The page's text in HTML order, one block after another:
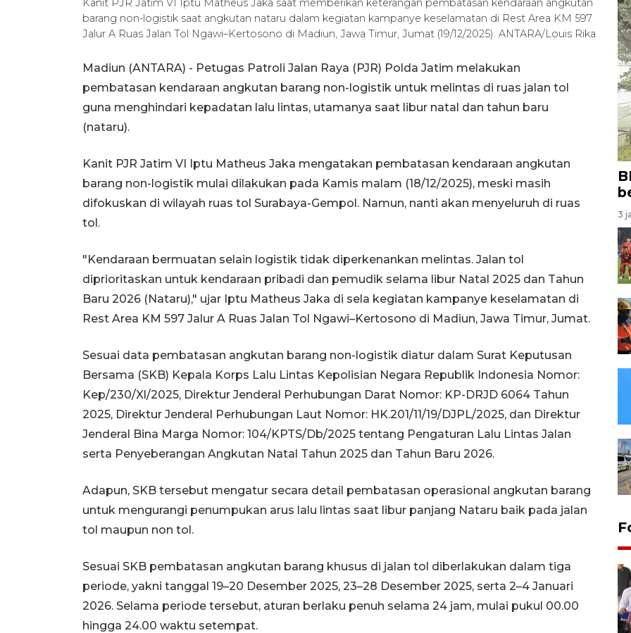
Kanit PJR Jatim VI Iptu Matheus Jaka saat memberikan keterangan pembatasan kendaraan angkutan
barang non-logistik saat angkutan nataru dalam kegiatan kampanye keselamatan di Rest Area KM 597
Jalur A Ruas Jalan Tol Ngawi–Kertosono di Madiun, Jawa Timur, Jumat (19/12/2025). ANTARA/Louis Rika
Madiun (ANTARA) - Petugas Patroli Jalan Raya (PJR) Polda Jatim melakukan
pembatasan kendaraan angkutan barang non-logistik untuk melintas di ruas jalan tol
guna menghindari kepadatan lalu lintas, utamanya saat libur natal dan tahun baru
(nataru).
Kanit PJR Jatim VI Iptu Matheus Jaka mengatakan pembatasan kendaraan angkutan
barang non-logistik mulai dilakukan pada Kamis malam (18/12/2025), meski masih
difokuskan di wilayah ruas tol Surabaya-Gempol. Namun, nanti akan menyeluruh di ruas
tol.
"Kendaraan bermuatan selain logistik tidak diperkenankan melintas. Jalan tol
diprioritaskan untuk kendaraan pribadi dan pemudik selama libur Natal 2025 dan Tahun
Baru 2026 (Nataru)," ujar Iptu Matheus Jaka di sela kegiatan kampanye keselamatan di
Rest Area KM 597 Jalur A Ruas Jalan Tol Ngawi–Kertosono di Madiun, Jawa Timur, Jumat.
Sesuai data pembatasan angkutan barang non-logistik diatur dalam Surat Keputusan
Bersama (SKB) Kepala Korps Lalu Lintas Kepolisian Negara Republik Indonesia Nomor:
Kep/230/Xl/2025, Direktur Jenderal Perhubungan Darat Nomor: KP-DRJD 6064 Tahun
2025, Direktur Jenderal Perhubungan Laut Nomor: HK.201/11/19/DJPL/2025, dan Direktur
Jenderal Bina Marga Nomor: 104/KPTS/Db/2025 tentang Pengaturan Lalu Lintas Jalan
serta Penyeberangan Angkutan Natal Tahun 2025 dan Tahun Baru 2026.
Adapun, SKB tersebut mengatur secara detail pembatasan operasional angkutan barang
untuk mengurangi penumpukan arus lalu lintas saat libur panjang Nataru baik pada jalan
tol maupun non tol.
Sesuai SKB pembatasan angkutan barang khusus di jalan tol diberlakukan dalam tiga
periode, yakni tanggal 19–20 Desember 2025, 23–28 Desember 2025, serta 2–4 Januari
2026. Selama periode tersebut, aturan berlaku penuh selama 24 jam, mulai pukul 00.00
hingga 24.00 waktu setempat.
3